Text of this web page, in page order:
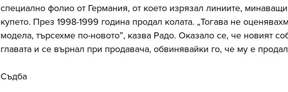
специално фолио от Германия, от което изрязал линиите,
купето. През 1998-1999 година продал колата. „Тогава не
модела, търсехме по-новото”, казва Радо. Оказало се, че новият
главата и се върнал при продавача, обвинявайки го, че му е
Съдба